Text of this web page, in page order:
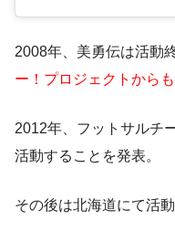
2008年、美勇伝は活動
ー！プロジェクトから
2012年、フットサルチ
活動することを発表。
その後は北海道にて活動